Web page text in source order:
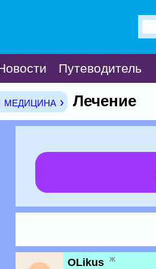
Путеводитель
› Лечение
OLikus ж